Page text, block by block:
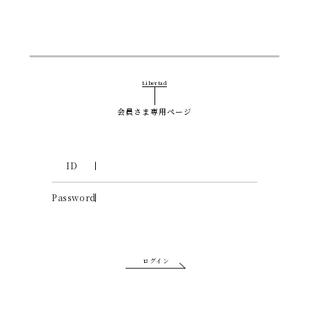
Libertad
会員さま専用ページ
ID
Password